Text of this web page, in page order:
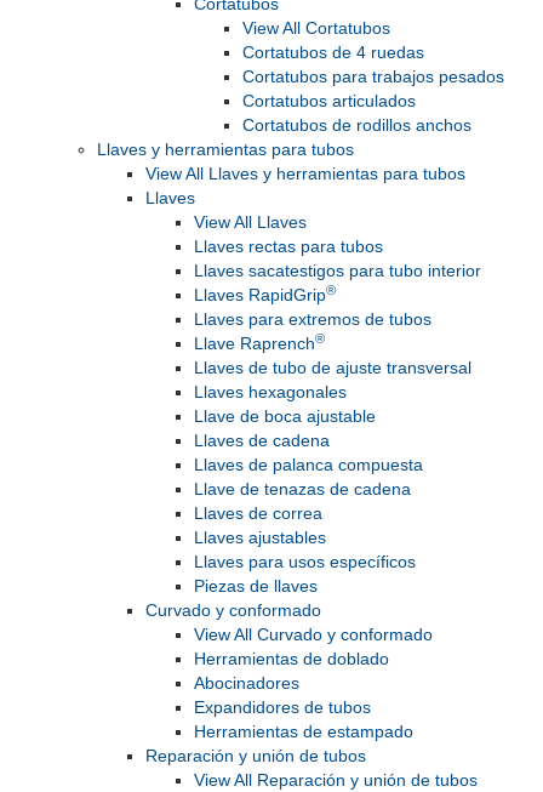
View All Cortatubos
Cortatubos de 4 ruedas
Cortatubos para trabajos pesados
Cortatubos articulados
Cortatubos de rodillos anchos
Llaves y herramientas para tubos
View All Llaves y herramientas para tubos
Llaves
View All Llaves
Llaves rectas para tubos
Llaves sacatestigos para tubo interior
Llaves RapidGrip®
Llaves para extremos de tubos
Llave Raprench®
Llaves de tubo de ajuste transversal
Llaves hexagonales
Llave de boca ajustable
Llaves de cadena
Llaves de palanca compuesta
Llave de tenazas de cadena
Llaves de correa
Llaves ajustables
Llaves para usos específicos
Piezas de llaves
Curvado y conformado
View All Curvado y conformado
Herramientas de doblado
Abocinadores
Expandidores de tubos
Herramientas de estampado
Reparación y unión de tubos
View All Reparación y unión de tubos